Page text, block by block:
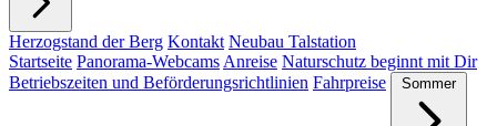
Herzogstand der Berg Kontakt Neubau Talstation
Startseite Panorama-Webcams Anreise Naturschutz beginnt mit Dir
Betriebszeiten und Beförderungsrichtlinien Fahrpreise Sommer